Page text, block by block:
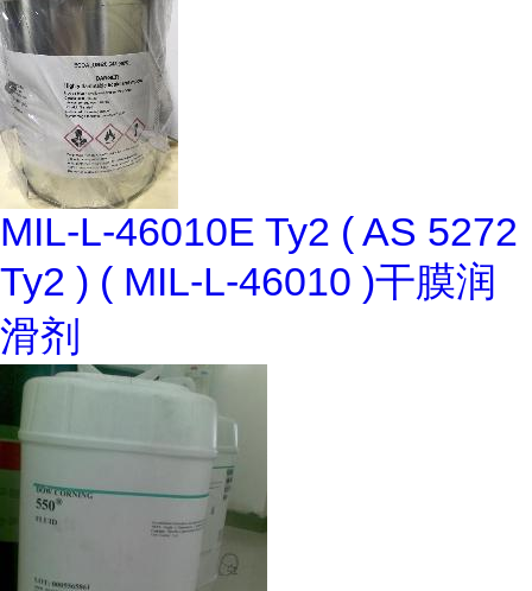
MIL-L-46010E Ty2 ( AS 5272
Ty2 ) ( MIL-L-46010 )干膜润
滑剂